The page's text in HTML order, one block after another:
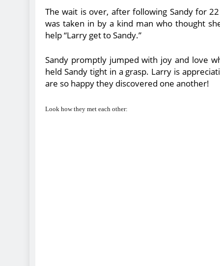
The wait is over, after following Sandy for
was taken in by a kind man who thought
help “Larry get to Sandy.”
Sandy promptly jumped with joy and love
held Sandy tight in a grasp. Larry is
are so happy they discovered one another!
Look how they met each other: